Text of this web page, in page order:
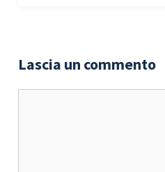
Lascia un commento